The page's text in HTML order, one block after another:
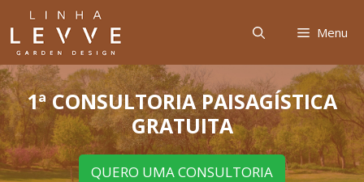
Menu
1ª CONSULTORIA PAISAGÍSTICA
GRATUITA
QUERO UMA CONSULTORIA